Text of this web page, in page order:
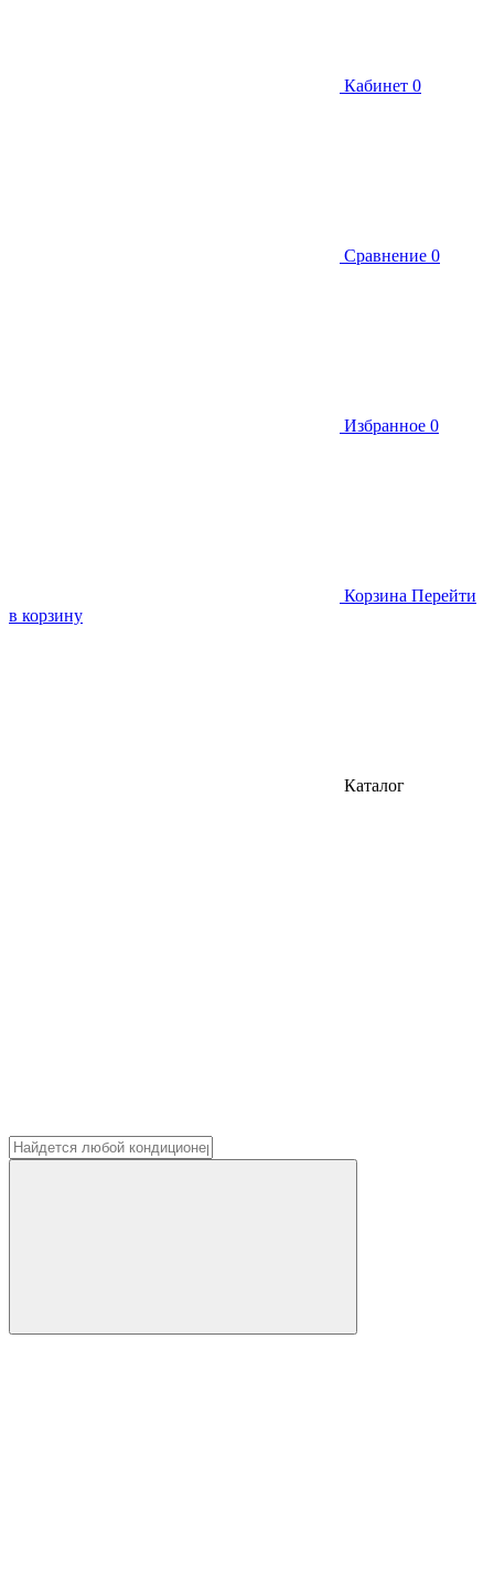
Кабинет 0
Сравнение 0
Избранное 0
Корзина Перейти
в корзину
Каталог